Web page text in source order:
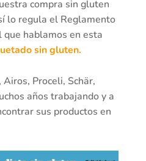
compra sin gluten
lo regula el Reglamento
hablamos en esta
sin gluten.
Proceli, Schär,
años trabajando y a
sus productos en